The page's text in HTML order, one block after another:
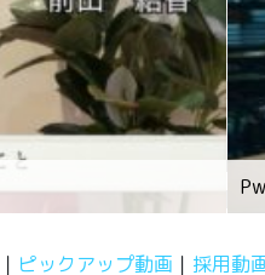
ピックアップ動画 採用動